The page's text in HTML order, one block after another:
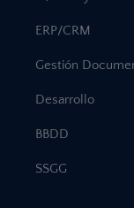
ERP/CRM
Gestión
Desarrollo
BBDD
SSGG